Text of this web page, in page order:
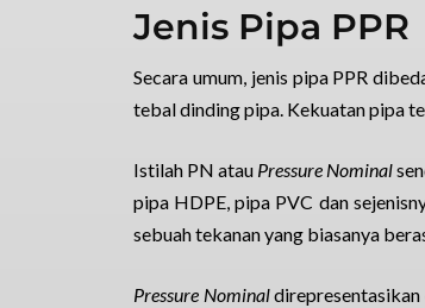
Jenis Pipa PPR
Secara umum, jenis pipa PPR
tebal dinding pipa. Kekuatan pipa
Istilah PN atau Pressure Nominal
pipa HDPE, pipa PVC dan
sebuah tekanan yang biasanya
Pressure Nominaldirepresentasikan